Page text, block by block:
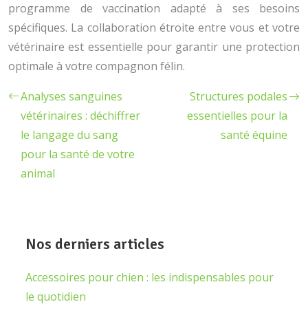
programme de vaccination adapté à ses besoins
spécifiques. La collaboration étroite entre vous et votre
vétérinaire est essentielle pour garantir une protection
optimale à votre compagnon félin.
Analyses sanguines
vétérinaires : déchiffrer
le langage du sang
pour la santé de votre
animal
Structures podales
essentielles pour la
santé équine
Nos derniers articles
Accessoires pour chien : les indispensables pour
le quotidien